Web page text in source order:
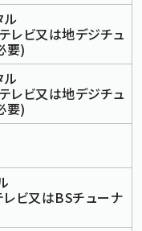
ル
レビ又は地デジチュ
要)
ル
レビ又は地デジチュ
要)
ビ又はBSチューナ